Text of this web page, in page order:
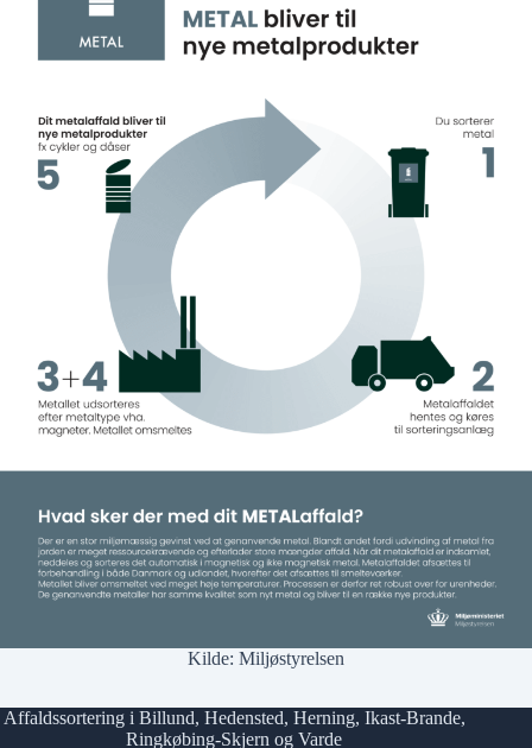
Kilde: Miljøstyrelsen
Affaldssortering i Billund, Hedensted, Herning, Ikast-Brande,
Ringkøbing-Skjern ogVarde